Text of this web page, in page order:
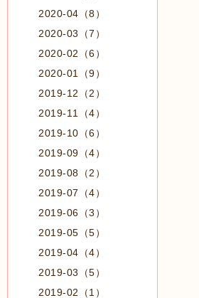
2020-04（8）
2020-03（7）
2020-02（6）
2020-01（9）
2019-12（2）
2019-11（4）
2019-10（6）
2019-09（4）
2019-08（2）
2019-07（4）
2019-06（3）
2019-05（5）
2019-04（4）
2019-03（5）
2019-02（1）